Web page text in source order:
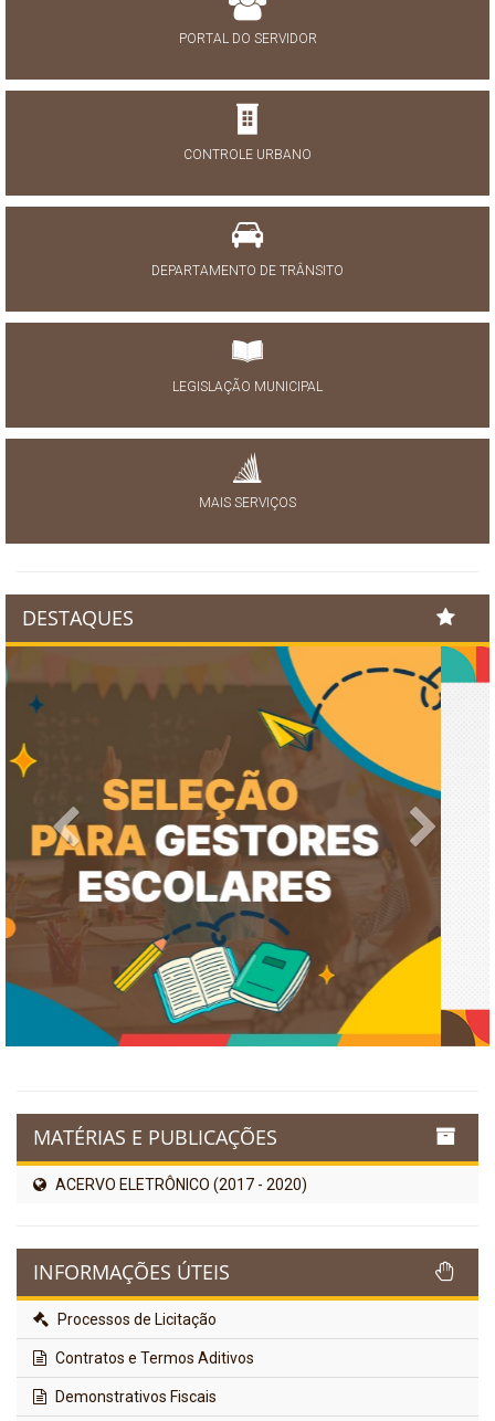
PORTAL DO SERVIDOR
CONTROLE URBANO
DEPARTAMENTO DE TRÂNSITO
LEGISLAÇÃO MUNICIPAL
MAIS SERVIÇOS
DESTAQUES
Previous
MATÉRIAS E PUBLICAÇÕES
ACERVO ELETRÔNICO (2017 - 2020)
INFORMAÇÕES ÚTEIS
Processos de Licitação
Contratos e Termos Aditivos
Demonstrativos Fiscais